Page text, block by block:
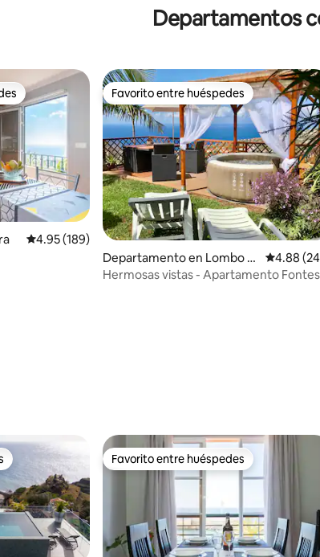
Departamentos
entre huéspedes
Calificación promedio: 4.95 de 5; 189 evaluaciones
4.95 (189)
Favorito entre huéspedes
Favorito entre huéspedes
Departamento en Lombo D
o Doutor
4.88
Hermosas vistas - Apartamento Fontes
Favorito entre huéspedes
Favorito entre huéspedes